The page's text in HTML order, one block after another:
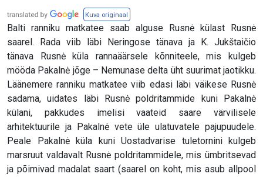
Kuva originaal
Balti ranniku matkatee saab alguse Rusnė külast Rusnė
saarel. Rada viib läbi Neringose tänava ja K. Jukštaičio
tänava Rusnė küla rannaäärsele kõnniteele, mis kulgeb
mööda Pakalnė jõge – Nemunase delta üht suurimat jaotikku.
Läänemere ranniku matkatee viib edasi läbi väikese Rusnė
sadama, uidates läbi Rusnė poldritammide kuni Pakalnė
külani, pakkudes imelisi vaateid saare värvilisele
arhitektuurile ja Pakalnė vete üle ulatuvatele pajupuudele.
Peale Pakalnė küla kuni Uostadvarise tuletornini kulgeb
marsruut valdavalt Rusnė poldritammidele, mis ümbritsevad
ja põimivad madalat saart (saarel on koht, mis asub allpool